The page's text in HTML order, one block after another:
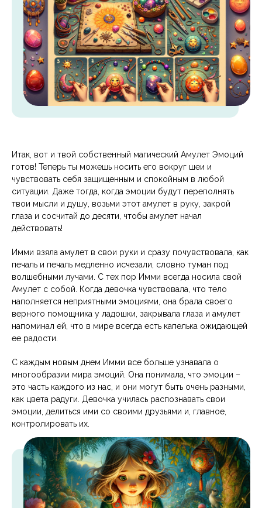
Итак, вот и твой собственный магический Амулет Эмоций
готов! Теперь ты можешь носить его вокруг шеи и
чувствовать себя защищенным и спокойным в любой
ситуации. Даже тогда, когда эмоции будут переполнять
твои мысли и душу, возьми этот амулет в руку, закрой
глаза и сосчитай до десяти, чтобы амулет начал
действовать!
Имми взяла амулет в свои руки и сразу почувствовала, как
печаль и печаль медленно исчезали, словно туман под
волшебными лучами. С тех пор Имми всегда носила свой
Амулет с собой. Когда девочка чувствовала, что тело
наполняется неприятными эмоциями, она брала своего
верного помощника у ладошки, закрывала глаза и амулет
напоминал ей, что в мире всегда есть капелька ожидающей
ее радости.
С каждым новым днем Имми все больше узнавала о
многообразии мира эмоций. Она понимала, что эмоции –
это часть каждого из нас, и они могут быть очень разными,
как цвета радуги. Девочка училась распознавать свои
эмоции, делиться ими со своими друзьями и, главное,
контролировать их.